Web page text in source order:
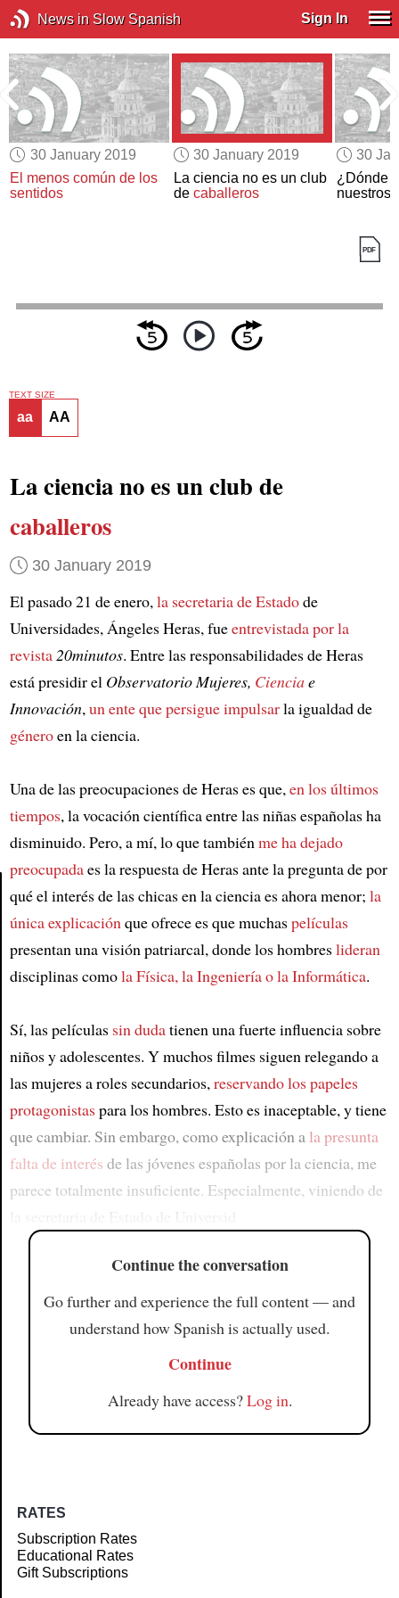
News in Slow Spanish Sign In
30 January 2019
El menos común de los
sentidos
30 January 2019
La ciencia no es un club
de caballeros
30
¿Dónde
nuestros
Article
TEXT SIZE
aa AA
La ciencia no es un club de
caballeros
30 January 2019
El pasado 21 de enero,la secretaria de Estadode
Universidades, Ángeles Heras, fueentrevistada por la
revista20minutos. Entre las responsabilidades de Heras
está presidir el Observatorio Mujeres, Cienciae
Innovación,un ente que persigue impulsarla igualdad de
géneroen la ciencia.
Una de las preocupaciones de Heras es que,en los últimos
tiempos, la vocación científica entre las niñas españolas ha
disminuido. Pero, a mí, lo que tambiénme ha dejado
preocupadaes la respuesta de Heras ante la pregunta de por
qué el interés de las chicas en la ciencia es ahora menor; la
única explicaciónque ofrece es que muchaspelículas
presentan una visión patriarcal, donde los hombreslideran
disciplinas comola Física, la Ingeniería o la Informática.
Sí, las películas sin dudatienen una fuerte influencia sobre
niños y adolescentes. Y muchos filmes siguen relegando a
las mujeres a roles secundarios,reservando los papeles
protagonistaspara los hombres. Esto es inaceptable, y tiene
que cambiar. Sin embargo, como explicación a la presunta
falta de interés de las jóvenes españolas por la ciencia, me
parece totalmente insuficiente. Especialmente, viniendo de
Continue the conversation
Go further and experience the full content — and
understand how Spanish is actually used.
Continue
Already have access?Log in.
RATES
Subscription Rates
Educational Rates
Gift Subscriptions